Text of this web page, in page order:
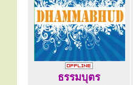
ธรรมบุตร